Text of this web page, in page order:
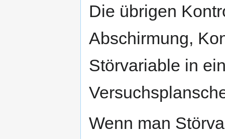
Die übrigen
Abschirmung,
Störvariable in
Wenn man